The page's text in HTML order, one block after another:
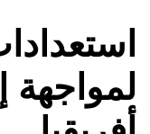
لمواجهة